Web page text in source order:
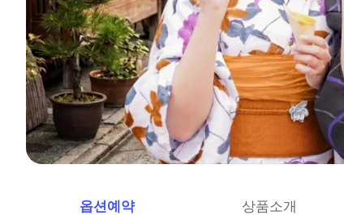
옵션예약 상품소개